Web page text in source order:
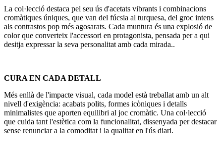
La col·lecció destaca pel seu ús d'acetats vibrants i combinacions
cromàtiques úniques, que van del fúcsia al turquesa, del groc intens
als contrastos pop més agosarats. Cada muntura és una explosió de
color que converteix l'accessori en protagonista, pensada per a qui
desitja expressar la seva personalitat amb cada mirada..
CURA EN CADA DETALL
Més enllà de l'impacte visual, cada model està treballat amb un alt
nivell d'exigència: acabats polits, formes icòniques i detalls
minimalistes que aporten equilibri al joc cromàtic. Una col·lecció
que cuida tant l'estètica com la funcionalitat, dissenyada per destacar
sense renunciar a la comoditat i la qualitat en l'ús diari.